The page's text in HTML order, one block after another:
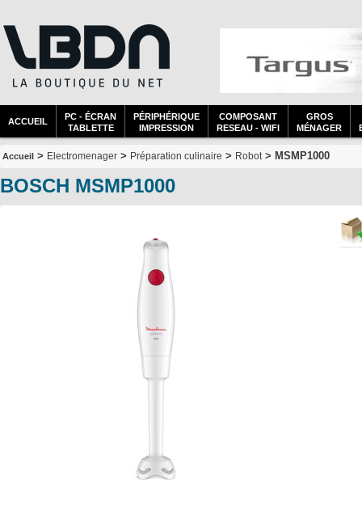
ACCUEIL
PC - ÉCRAN
TABLETTE
PÉRIPHÉRIQUE
IMPRESSION
COMPOSANT
RESEAU - WIFI
GROS
MÉNAGER
Accueil > Electromenager > Préparation culinaire > Robot> MSMP1000
BOSCH MSMP1000